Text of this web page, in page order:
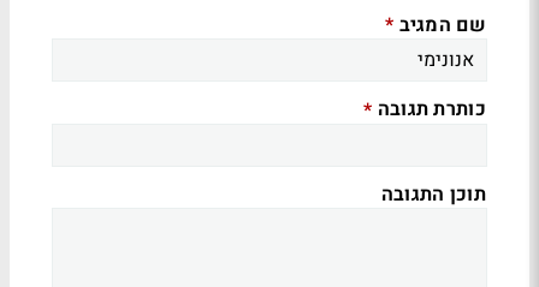
שם המגיב *
כותרת תגובה *
תוכן התגובה